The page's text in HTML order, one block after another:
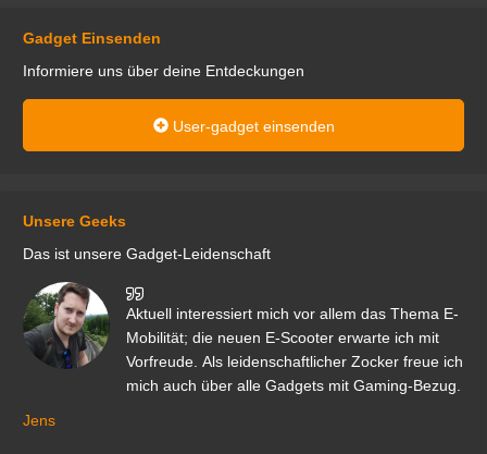
Gadget Einsenden
Informiere uns über deine Entdeckungen
User-gadget einsenden
Unsere Geeks
Das ist unsere Gadget-Leidenschaft
Aktuell interessiert mich vor allem das Thema E-
Mobilität; die neuen E-Scooter erwarte ich mit
Vorfreude. Als leidenschaftlicher Zocker freue ich
mich auch über alle Gadgets mit Gaming-Bezug.
Jens